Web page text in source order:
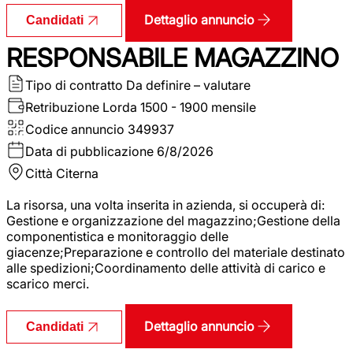
Candidati Dettaglio annuncio
RESPONSABILE MAGAZZINO
Tipo di contratto Da definire – valutare
Retribuzione Lorda 1500 - 1900 mensile
Codice annuncio 349937
Data di pubblicazione 6/8/2026
Città Citerna
La risorsa, una volta inserita in azienda, si occuperà di:
Gestione e organizzazione del magazzino;Gestione della
componentistica e monitoraggio delle
giacenze;Preparazione e controllo del materiale destinato
alle spedizioni;Coordinamento delle attività di carico e
scarico merci.
Candidati Dettaglio annuncio